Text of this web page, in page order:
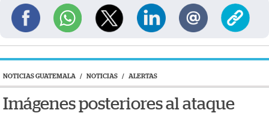
NOTICIAS GUATEMALA / NOTICIAS / ALERTAS
Imágenes posteriores al ataque